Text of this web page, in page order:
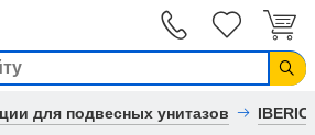
для подвесных унитазов